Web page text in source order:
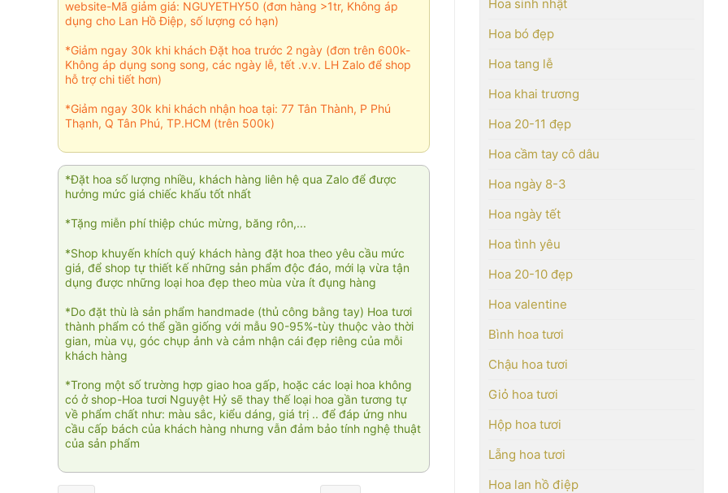
Hoa sinh nhật
Hoa bó đẹp
Hoa tang lễ
Hoa khai trương
Hoa 20-11 đẹp
Hoa cầm tay cô dâu
Hoa ngày 8-3
Hoa ngày tết
Hoa tình yêu
Hoa 20-10 đẹp
Hoa valentine
Bình hoa tươi
Chậu hoa tươi
Giỏ hoa tươi
Hộp hoa tươi
Lẵng hoa tươi
Hoa lan hồ điệp
website-Mã giảm giá: NGUYETHY50 (đơn hàng >1tr, Không áp
dụng cho Lan Hồ Điệp, số lượng có hạn)
*Giảm ngay 30k khi khách Đặt hoa trước 2 ngày (đơn trên 600k-
Không áp dụng song song, các ngày lễ, tết .v.v. LH Zalo để shop
hỗ trợ chi tiết hơn)
*Giảm ngay 30k khi khách nhận hoa tại: 77 Tân Thành, P Phú
Thạnh, Q Tân Phú, TP.HCM (trên 500k)
*Đặt hoa số lượng nhiều, khách hàng liên hệ qua Zalo để được
hưởng mức giá chiếc khấu tốt nhất
*Tặng miễn phí thiệp chúc mừng, băng rôn,...
*Shop khuyến khích quý khách hàng đặt hoa theo yêu cầu mức
giá, để shop tự thiết kế những sản phẩm độc đáo, mới lạ vừa tận
dụng được những loại hoa đẹp theo mùa vừa ít đụng hàng
*Do đặt thù là sản phẩm handmade (thủ công bằng tay) Hoa tươi
thành phẩm có thể gần giống với mẫu 90-95%-tùy thuộc vào thời
gian, mùa vụ, góc chụp ảnh và cảm nhận cái đẹp riêng của mỗi
khách hàng
*Trong một số trường hợp giao hoa gấp, hoặc các loại hoa không
có ở shop-Hoa tươi Nguyệt Hỷ sẽ thay thế loại hoa gần tương tự
về phẩm chất như: màu sắc, kiểu dáng, giá trị .. để đáp ứng nhu
cầu cấp bách của khách hàng nhưng vẫn đảm bảo tính nghệ thuật
của sản phẩm